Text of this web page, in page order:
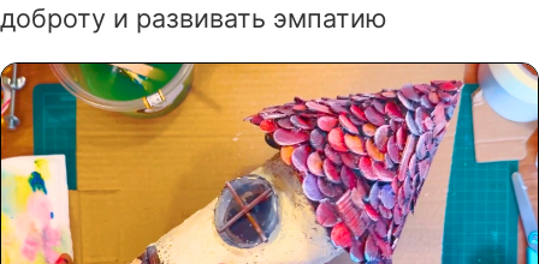
доброту и развивать эмпатию